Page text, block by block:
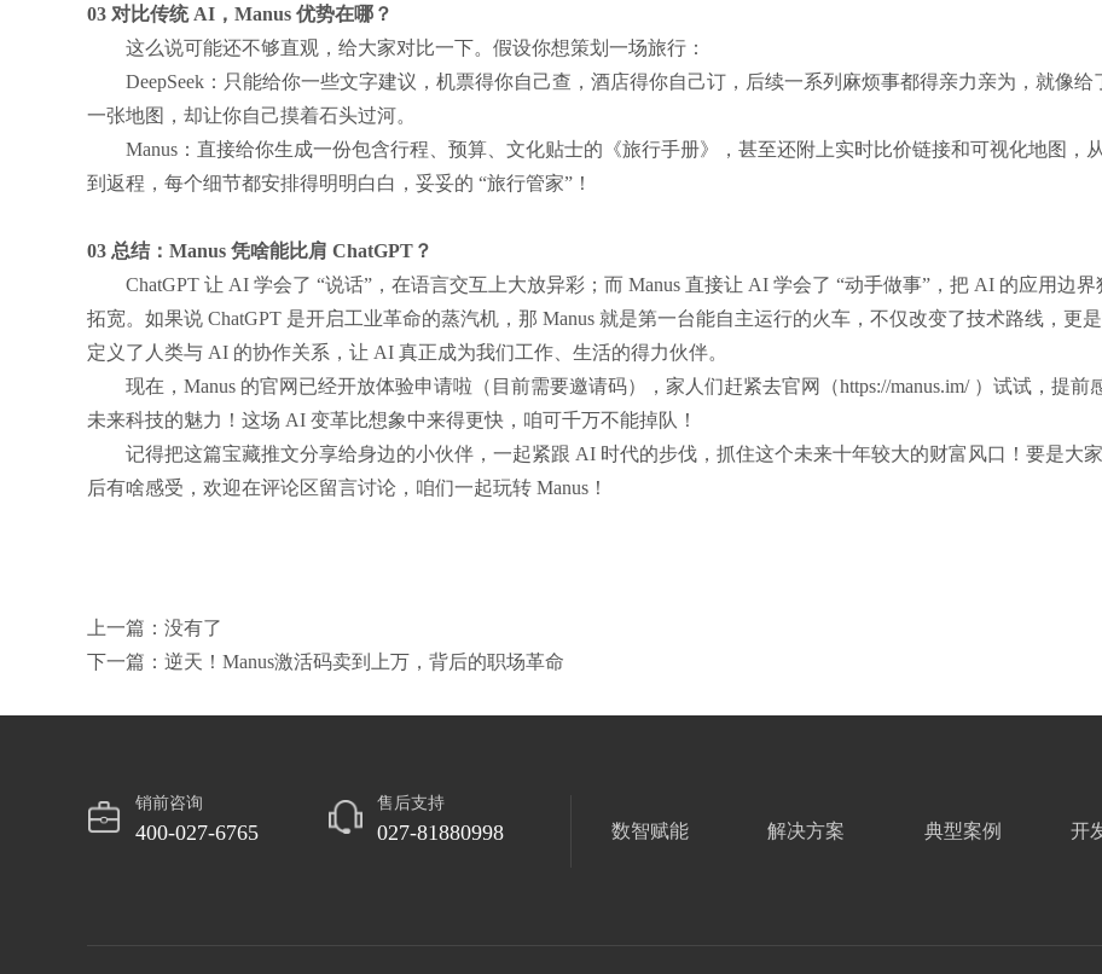
03 对比传统 AI，Manus 优势在哪？
这么说可能还不够直观，给大家对比一下。假设你想策划一场旅行：
DeepSeek：只能给你一些文字建议，机票得你自己查，酒店得你自己订，后续一系列麻烦事都得亲力亲为，就像给
一张地图，却让你自己摸着石头过河。
Manus：直接给你生成一份包含行程、预算、文化贴士的《旅行手册》，甚至还附上实时比价链接和可视化地图，
到返程，每个细节都安排得明明白白，妥妥的 “旅行管家”！
03 总结：Manus 凭啥能比肩 ChatGPT？
ChatGPT 让 AI 学会了 “说话”，在语言交互上大放异彩；而 Manus 直接让 AI 学会了 “动手做事”，把 AI 的应用边界
拓宽。如果说 ChatGPT 是开启工业革命的蒸汽机，那 Manus 就是第一台能自主运行的火车，不仅改变了技术路线，更
定义了人类与 AI 的协作关系，让 AI 真正成为我们工作、生活的得力伙伴。
现在，Manus 的官网已经开放体验申请啦（目前需要邀请码），家人们赶紧去官网（https://manus.im/ ）试试，提前
未来科技的魅力！这场 AI 变革比想象中来得更快，咱可千万不能掉队！
记得把这篇宝藏推文分享给身边的小伙伴，一起紧跟 AI 时代的步伐，抓住这个未来十年较大的财富风口！要是大
后有啥感受，欢迎在评论区留言讨论，咱们一起玩转 Manus！
上一篇：没有了
下一篇：逆天！Manus激活码卖到上万，背后的职场革命
数智赋能 解决方案 典型案例 开
销前咨询
400-027-6765
售后支持
027-81880998